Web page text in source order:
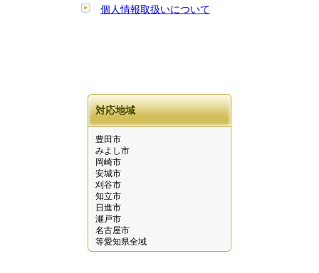
個人情報取扱いについて
対応地域
豊田市
みよし市
岡崎市
安城市
刈谷市
知立市
日進市
瀬戸市
名古屋市
等愛知県全域